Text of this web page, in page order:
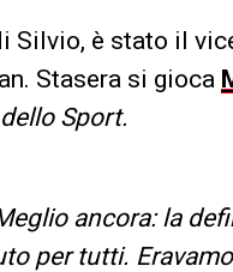
Silvio, è stato il
Stasera si gioca
Sport.
ancora: la
per tutti.